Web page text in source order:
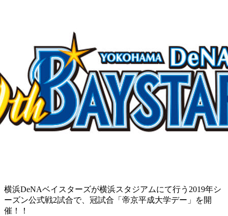
横浜DeNAベイスターズが横浜スタジアムにて行う2019年シ
ーズン公式戦2試合で、冠試合「帝京平成大学デー」を開
催！！